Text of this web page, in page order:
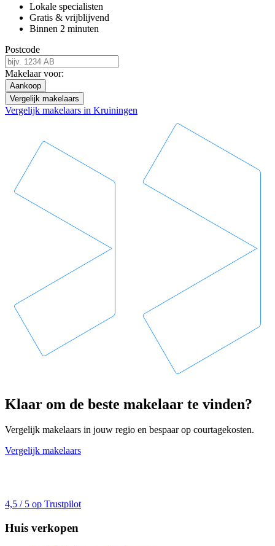
Lokale specialisten
Gratis & vrijblijvend
Binnen 2 minuten
Postcode
Makelaar voor:
Aankoop
Vergelijk makelaars
Vergelijk makelaars in Kruiningen
Klaar om de beste makelaar te vinden?
Vergelijk makelaars in jouw regio en bespaar op courtagekosten.
Vergelijk makelaars
4,5 / 5 op Trustpilot
Huis verkopen